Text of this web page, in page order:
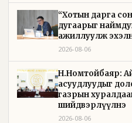
“Хотын дарга
дугаарыг
ажиллуулж
2026-08-06
Н.Номтойбаяр:
асуудлуудыг
газрын
шийдвэрлүүлнэ
2026-08-06